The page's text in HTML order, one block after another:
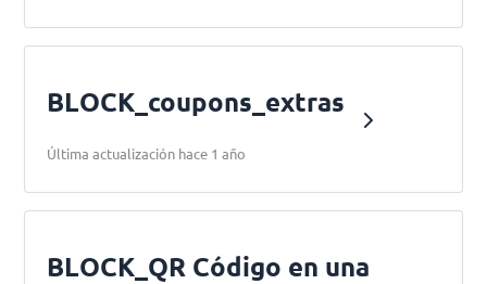
BLOCK_coupons_extras
Última actualización hace 1 año
BLOCK_QR Código en una